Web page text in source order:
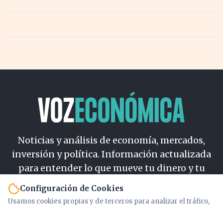
Noticias y análisis de economía, mercados,
inversión y política. Información actualizada
para entender lo que mueve tu dinero y tu
país.
Configuración de Cookies
Usamos cookies propias y de terceros para analizar el tráfico,